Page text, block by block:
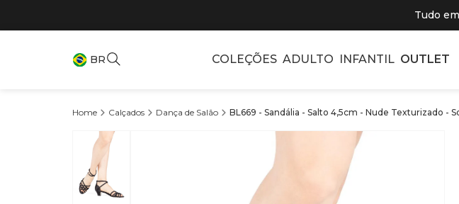
Tudo
BR COLEÇÕES ADULTO INFANTIL OUTLET
Calçados Dança de Salão BL669 - Sandália - Salto 4,5cm - Nude Texturizado -